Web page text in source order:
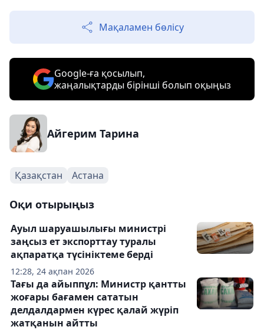
Мақаламен бөлісу
Google-ға қосылып,
жаңалықтарды бірінші болып оқыңыз
Айгерим Тарина
Қазақстан Астана
Оқи отырыңыз
12:28, 24 ақпан 2026
Ауыл шаруашылығы министрі
заңсыз ет экспорттау туралы
ақпаратқа түсініктеме берді
Тағы да айыппұл: Министр қантты
жоғары бағамен сататын
делдалдармен күрес қалай жүріп
жатқанын айтты